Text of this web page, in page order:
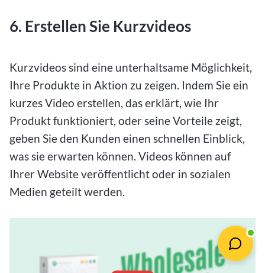
6. Erstellen Sie Kurzvideos
Kurzvideos sind eine unterhaltsame Möglichkeit,
Ihre Produkte in Aktion zu zeigen. Indem Sie ein
kurzes Video erstellen, das erklärt, wie Ihr
Produkt funktioniert, oder seine Vorteile zeigt,
geben Sie den Kunden einen schnellen Einblick,
was sie erwarten können. Videos können auf
Ihrer Website veröffentlicht oder in sozialen
Medien geteilt werden.